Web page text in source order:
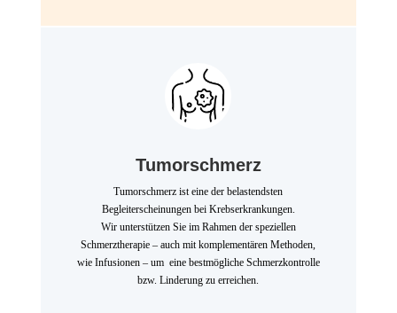
Tumorschmerz
Tumorschmerz ist eine der belastendsten
Begleiterscheinungen bei Krebserkrankungen.
Wir unterstützen Sie im Rahmen der speziellen
Schmerztherapie – auch mit komplementären Methoden,
wie Infusionen – um eine bestmögliche Schmerzkontrolle
bzw. Linderung zu erreichen.